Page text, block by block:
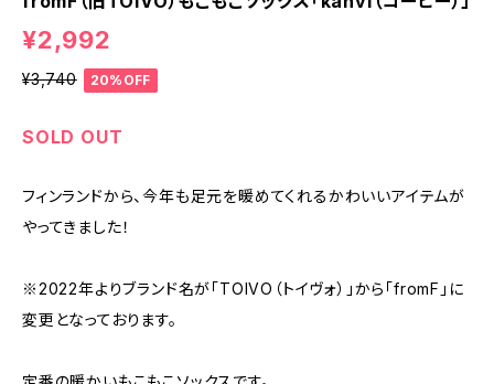
¥2,992
¥3,740 20%OFF
SOLD OUT
フィンランドから、今年も足元を暖めてくれるかわいいアイテムが
やってきました！
※2022年よりブランド名が「TOIVO（トイヴォ）」から「fromF」に
変更となっております。